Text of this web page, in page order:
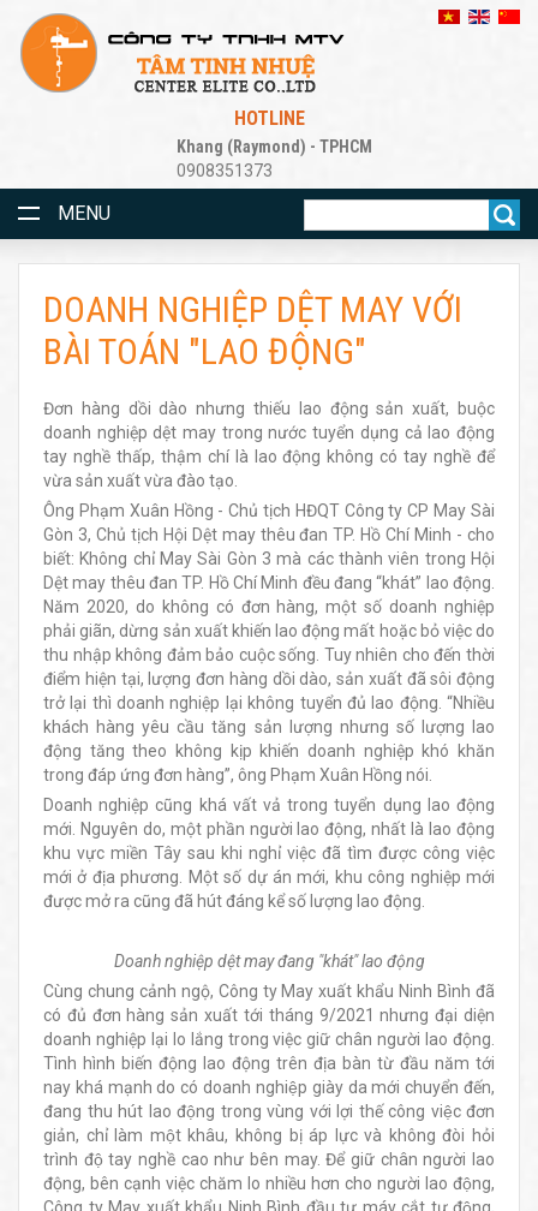
HOTLINE
Khang (Raymond) - TPHCM
0908351373
MENU
DOANH NGHIỆP DỆT MAY VỚI
BÀI TOÁN "LAO ĐỘNG"
Đơn hàng dồi dào nhưng thiếu lao động sản xuất, buộc
doanh nghiệp dệt may trong nước tuyển dụng cả lao động
tay nghề thấp, thậm chí là lao động không có tay nghề để
vừa sản xuất vừa đào tạo.
Ông Phạm Xuân Hồng - Chủ tịch HĐQT Công ty CP May Sài
Gòn 3, Chủ tịch Hội Dệt may thêu đan TP. Hồ Chí Minh - cho
biết: Không chỉ May Sài Gòn 3 mà các thành viên trong Hội
Dệt may thêu đan TP. Hồ Chí Minh đều đang “khát” lao động.
Năm 2020, do không có đơn hàng, một số doanh nghiệp
phải giãn, dừng sản xuất khiến lao động mất hoặc bỏ việc do
thu nhập không đảm bảo cuộc sống. Tuy nhiên cho đến thời
điểm hiện tại, lượng đơn hàng dồi dào, sản xuất đã sôi động
trở lại thì doanh nghiệp lại không tuyển đủ lao động. “Nhiều
khách hàng yêu cầu tăng sản lượng nhưng số lượng lao
động tăng theo không kịp khiến doanh nghiệp khó khăn
trong đáp ứng đơn hàng”, ông Phạm Xuân Hồng nói.
Doanh nghiệp cũng khá vất vả trong tuyển dụng lao động
mới. Nguyên do, một phần người lao động, nhất là lao động
khu vực miền Tây sau khi nghỉ việc đã tìm được công việc
mới ở địa phương. Một số dự án mới, khu công nghiệp mới
được mở ra cũng đã hút đáng kể số lượng lao động.
Doanh nghiệp dệt may đang "khát" lao động
Cùng chung cảnh ngộ, Công ty May xuất khẩu Ninh Bình đã
có đủ đơn hàng sản xuất tới tháng 9/2021 nhưng đại diện
doanh nghiệp lại lo lắng trong việc giữ chân người lao động.
Tình hình biến động lao động trên địa bàn từ đầu năm tới
nay khá mạnh do có doanh nghiệp giày da mới chuyển đến,
đang thu hút lao động trong vùng với lợi thế công việc đơn
giản, chỉ làm một khâu, không bị áp lực và không đòi hỏi
trình độ tay nghề cao như bên may. Để giữ chân người lao
động, bên cạnh việc chăm lo nhiều hơn cho người lao động,